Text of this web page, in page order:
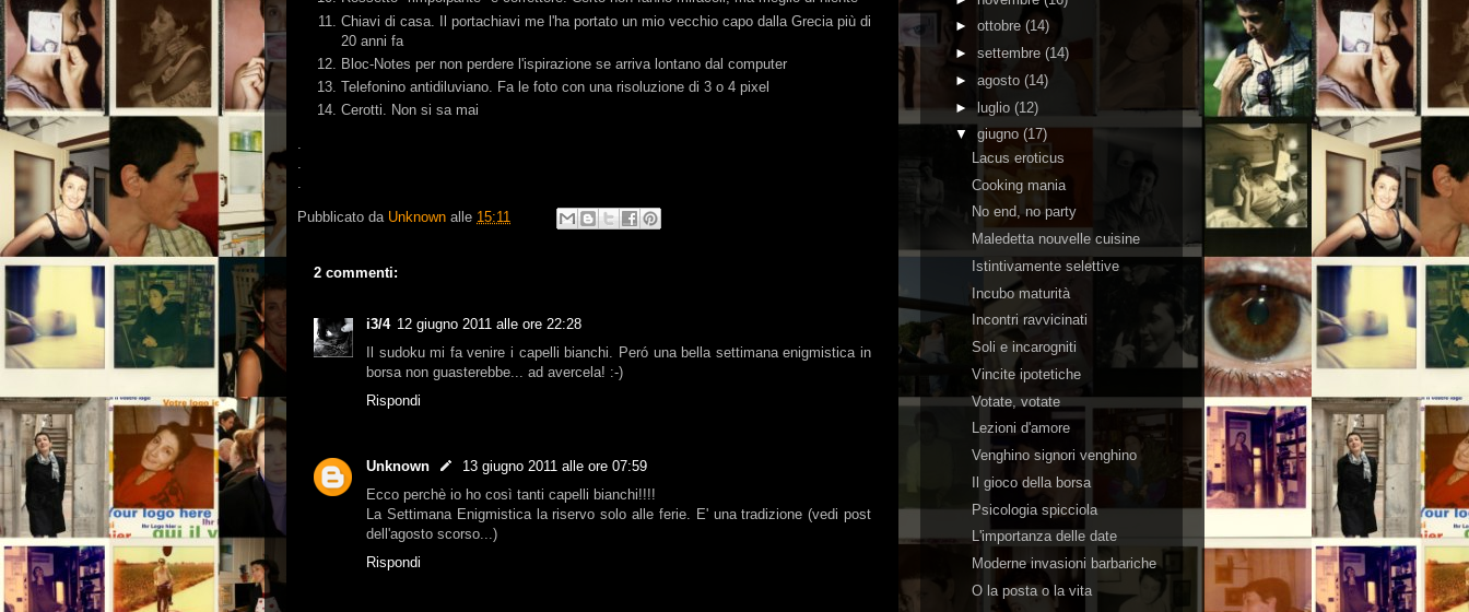
Chiavi di casa. Il portachiavi me l'ha portato un mio vecchio capo dalla Grecia più di
20 anni fa
Bloc-Notes per non perdere l'ispirazione se arriva lontano dal computer
Telefonino antidiluviano. Fa le foto con una risoluzione di 3 o 4 pixel
Cerotti. Non si sa mai
.
.
.
Pubblicato da Unknown alle 15:11
2 commenti:
i3/4 12 giugno 2011 alle ore 22:28
Il sudoku mi fa venire i capelli bianchi. Peró una bella settimana enigmistica in
borsa non guasterebbe... ad avercela! :-)
Rispondi
Unknown
13 giugno 2011 alle ore 07:59
Ecco perchè io ho così tanti capelli bianchi!!!!
La Settimana Enigmistica la riservo solo alle ferie. E' una tradizione (vedi post
dell'agosto scorso...)
Rispondi
► ottobre (14)
► settembre (14)
► agosto (14)
►luglio (12)
▼ giugno (17)
Lacus eroticus
Cooking mania
No end, no party
Maledetta nouvelle cuisine
Istintivamente selettive
Incubo maturità
Incontri ravvicinati
Soli e incarogniti
Vincite ipotetiche
Votate, votate
Lezioni d'amore
Venghino signori venghino
Il gioco della borsa
Psicologia spicciola
L'importanza delle date
Moderne invasioni barbariche
O la posta o la vita